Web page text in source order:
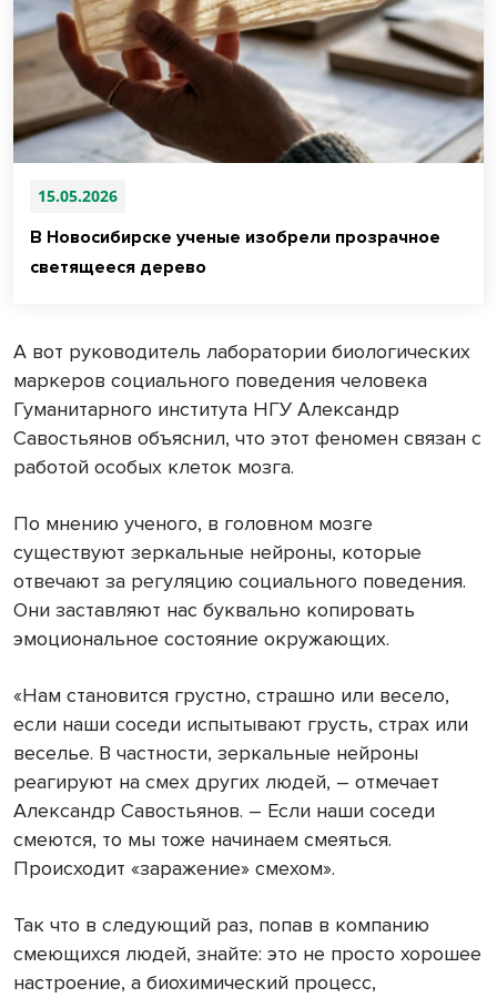
15.05.2026
В Новосибирске ученые изобрели прозрачное
светящееся дерево
А вот руководитель лаборатории биологических
маркеров социального поведения человека
Гуманитарного института НГУ Александр
Савостьянов объяснил, что этот феномен связан с
работой особых клеток мозга.
По мнению ученого, в головном мозге
существуют зеркальные нейроны, которые
отвечают за регуляцию социального поведения.
Они заставляют нас буквально копировать
эмоциональное состояние окружающих.
«Нам становится грустно, страшно или весело,
если наши соседи испытывают грусть, страх или
веселье. В частности, зеркальные нейроны
реагируют на смех других людей, – отмечает
Александр Савостьянов. – Если наши соседи
смеются, то мы тоже начинаем смеяться.
Происходит «заражение» смехом».
Так что в следующий раз, попав в компанию
смеющихся людей, знайте: это не просто хорошее
настроение, а биохимический процесс,